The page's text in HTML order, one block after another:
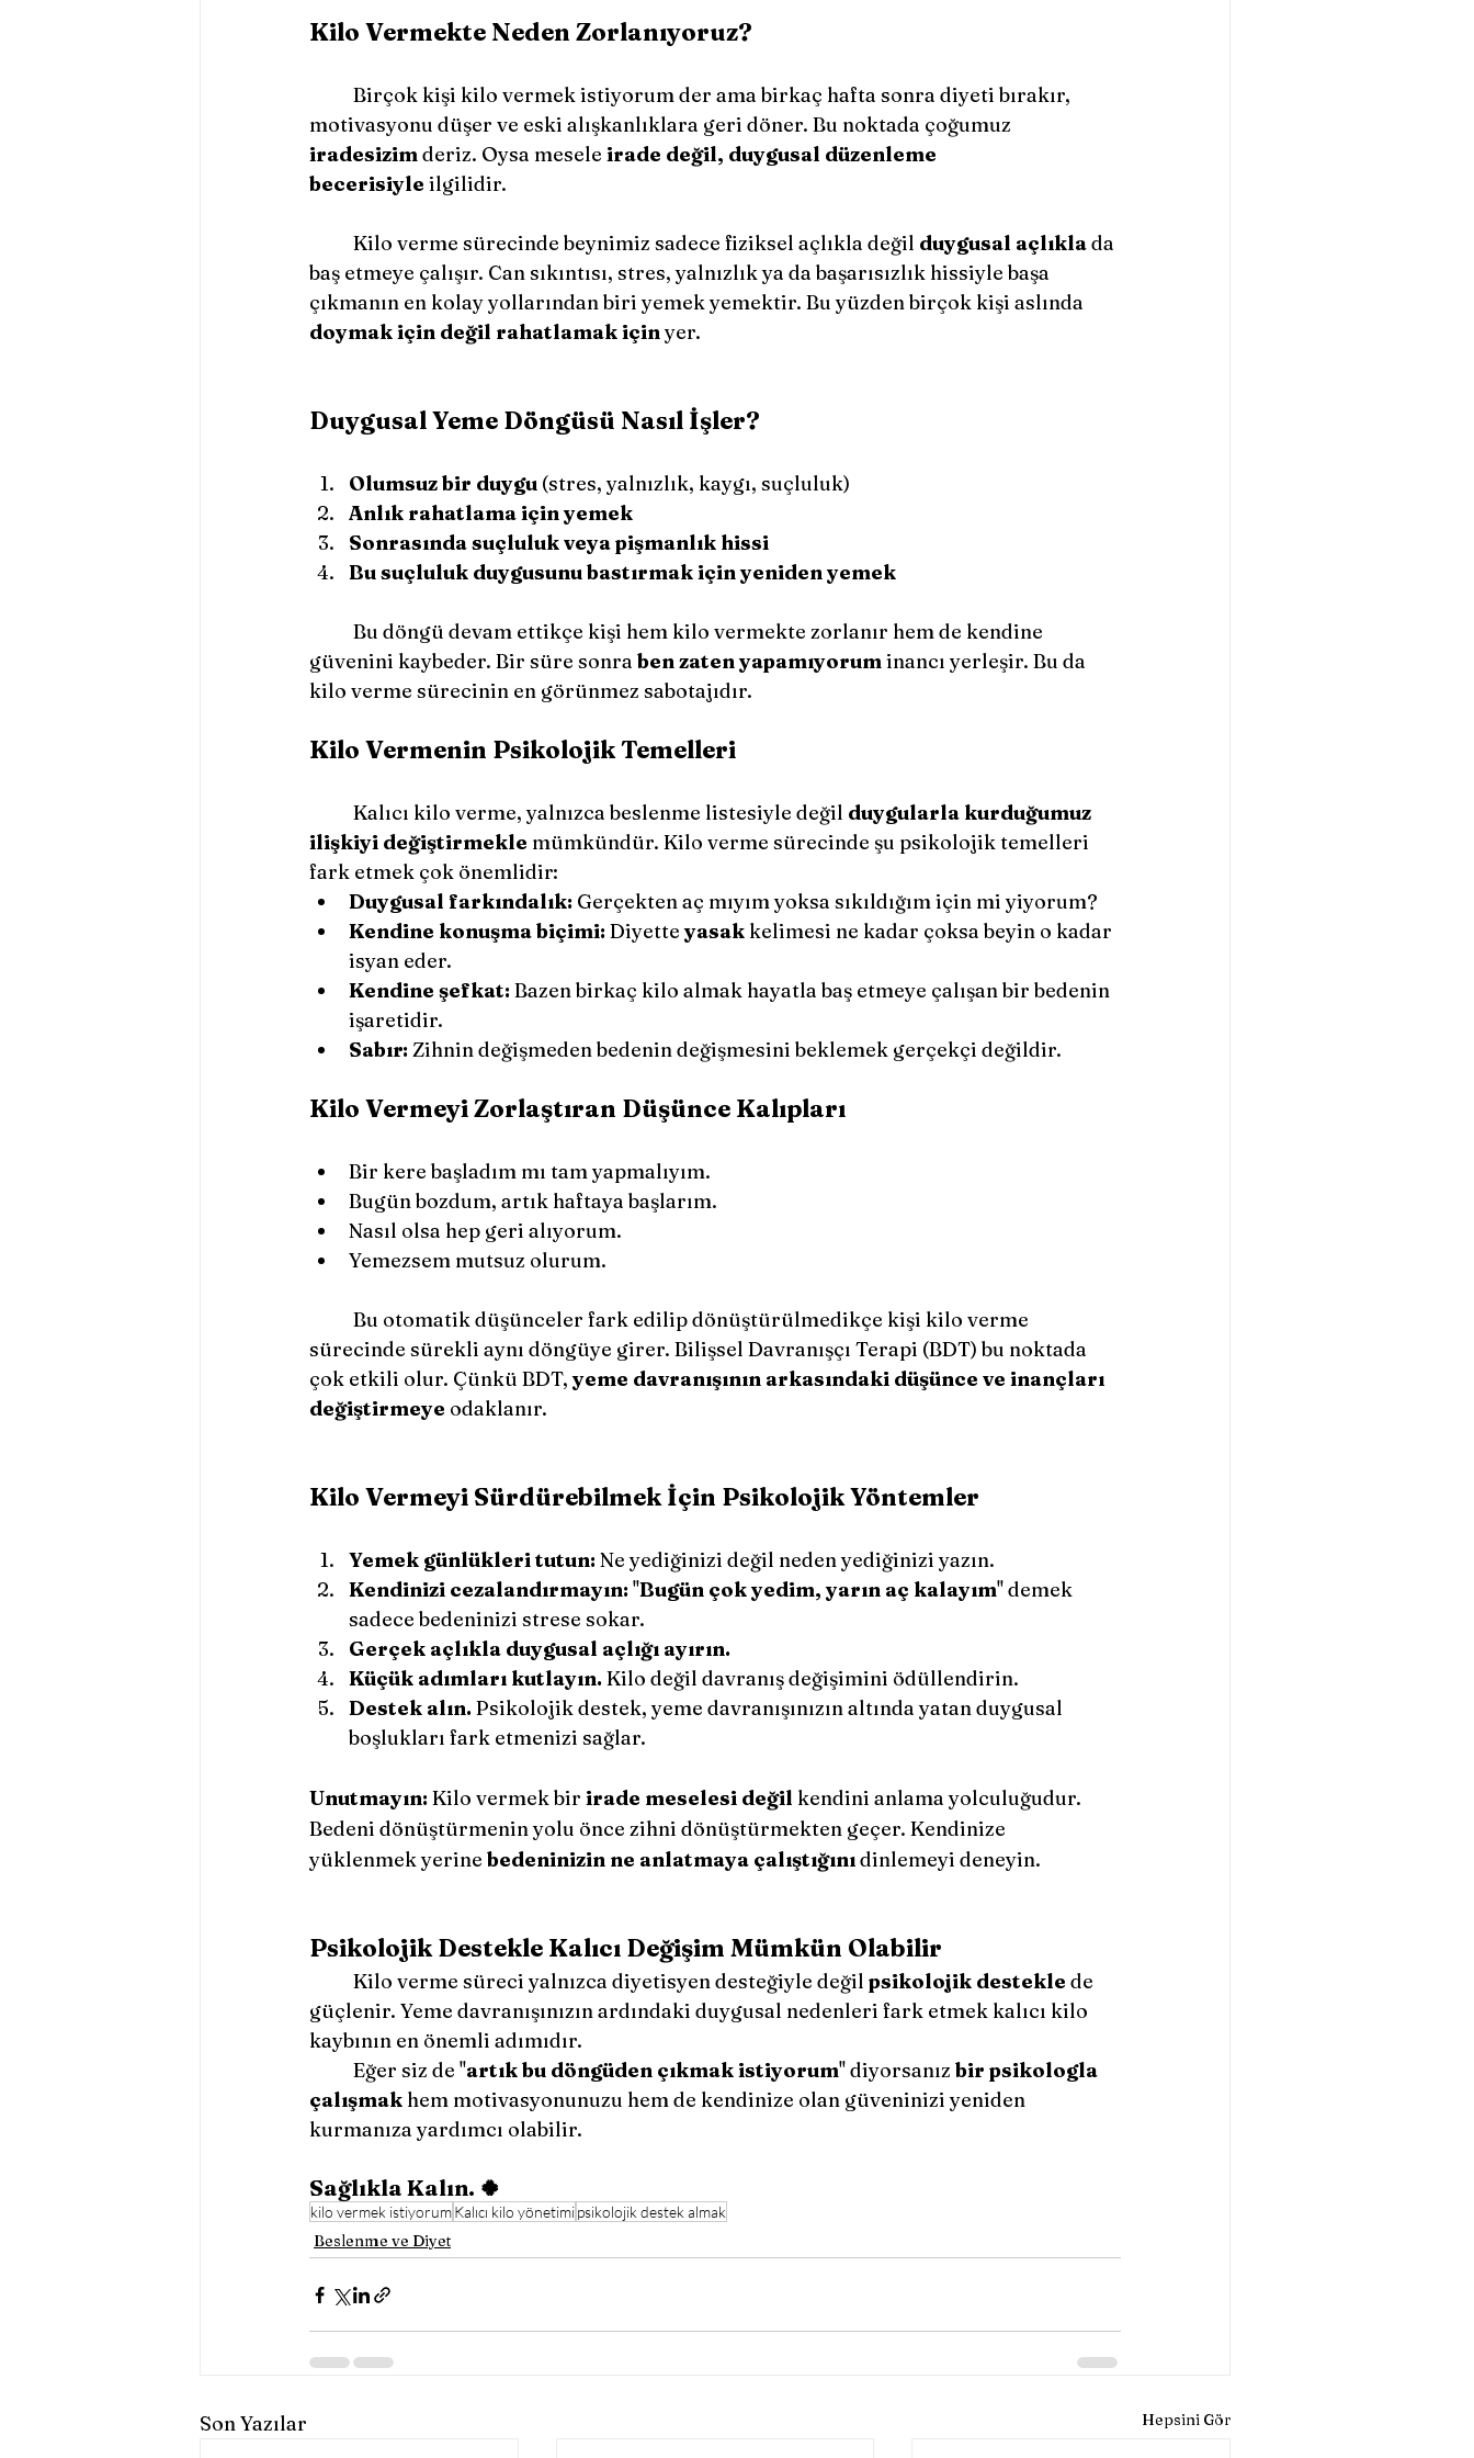
Kilo Vermekte Neden Zorlanıyoruz?
motivasyonu düşer ve eski alışkanlıklara geri döner. Bu noktada çoğumuz
iradesizim deriz. Oysa mesele irade değil, duygusal düzenleme
becerisiyle ilgilidir.
	Kilo verme sürecinde beynimiz sadece fiziksel açlıkla değil
duygusal açlıkla da
baş etmeye çalışır. Can sıkıntısı, stres, yalnızlık ya da başarısızlık hissiyle başa
çıkmanın en kolay yollarından biri yemek yemektir. Bu yüzden birçok kişi aslında
doymak için değil rahatlamak için yer.
Duygusal Yeme Döngüsü Nasıl İşler?
Olumsuz bir duygu (stres, yalnızlık, kaygı, suçluluk)
Anlık rahatlama için yemek
Sonrasında suçluluk veya pişmanlık hissi
Bu suçluluk duygusunu bastırmak için yeniden yemek
güvenini kaybeder. Bir süre sonra ben zaten yapamıyorum inancı yerleşir. Bu da
kilo verme sürecinin en görünmez sabotajıdır.
Kilo Vermenin Psikolojik Temelleri
	Kalıcı kilo verme, yalnızca beslenme listesiyle değil
duygularla kurduğumuz
ilişkiyi değiştirmekle mümkündür. Kilo verme sürecinde şu psikolojik temelleri
fark etmek çok önemlidir:
Duygusal farkındalık: Gerçekten aç mıyım yoksa sıkıldığım için mi yiyorum?
Kendine konuşma biçimi: Diyette yasak kelimesi ne kadar çoksa beyin o kadar
isyan eder.
Kendine şefkat: Bazen birkaç kilo almak hayatla baş etmeye çalışan bir bedenin
işaretidir.
Sabır: Zihnin değişmeden bedenin değişmesini beklemek gerçekçi değildir.
Kilo Vermeyi Zorlaştıran Düşünce Kalıpları
Bir kere başladım mı tam yapmalıyım.
Bugün bozdum, artık haftaya başlarım.
Nasıl olsa hep geri alıyorum.
Yemezsem mutsuz olurum.
sürecinde sürekli aynı döngüye girer. Bilişsel Davranışçı Terapi (BDT) bu noktada
çok etkili olur. Çünkü BDT, yeme davranışının arkasındaki düşünce ve inançları
değiştirmeye odaklanır.
Kilo Vermeyi Sürdürebilmek İçin Psikolojik Yöntemler
Yemek günlükleri tutun: Ne yediğinizi değil neden yediğinizi yazın.
Kendinizi cezalandırmayın: ''Bugün çok yedim, yarın aç kalayım'' demek
sadece bedeninizi strese sokar.
Gerçek açlıkla duygusal açlığı ayırın.
Küçük adımları kutlayın. Kilo değil davranış değişimini ödüllendirin.
Destek alın. Psikolojik destek, yeme davranışınızın altında yatan duygusal
boşlukları fark etmenizi sağlar.
Unutmayın: Kilo vermek bir irade meselesi değil kendini anlama yolculuğudur.
Bedeni dönüştürmenin yolu önce zihni dönüştürmekten geçer. Kendinize
yüklenmek yerine bedeninizin ne anlatmaya çalıştığını dinlemeyi deneyin.
Psikolojik Destekle Kalıcı Değişim Mümkün Olabilir
	Kilo verme süreci yalnızca diyetisyen desteğiyle değil
psikolojik destekle de
güçlenir. Yeme davranışınızın ardındaki duygusal nedenleri fark etmek kalıcı kilo
kaybının en önemli adımıdır.
	Eğer siz de ''
artık bu döngüden çıkmak istiyorum'' diyorsanız bir psikologla
çalışmak hem motivasyonunuzu hem de kendinize olan güveninizi yeniden
kurmanıza yardımcı olabilir.
Sağlıkla Kalın. 🍀
kilo vermek istiyorumKalıcı kilo yönetimipsikolojik destek almak
Beslenme ve Diyet
Son Yazılar Hepsini Gör